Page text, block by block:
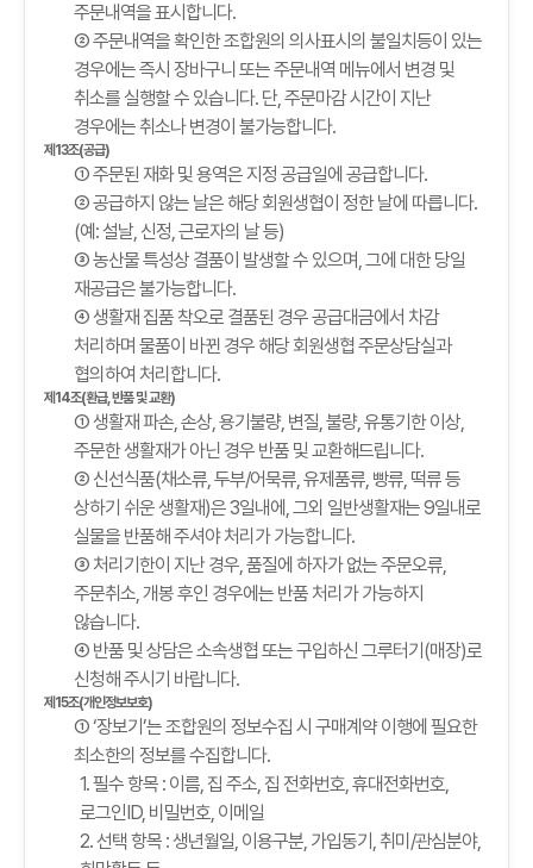
주문내역을 표시합니다.
② 주문내역을 확인한 조합원의 의사표시의 불일치등이 있는
경우에는 즉시 장바구니 또는 주문내역 메뉴에서 변경 및
취소를 실행할 수 있습니다. 단, 주문마감 시간이 지난
경우에는 취소나 변경이 불가능합니다.
제13조(공급)
① 주문된 재화 및 용역은 지정 공급일에 공급합니다.
② 공급하지 않는 날은 해당 회원생협이 정한 날에 따릅니다.
(예: 설날, 신정, 근로자의 날 등)
③ 농산물 특성상 결품이 발생할 수 있으며, 그에 대한 당일
재공급은 불가능합니다.
④ 생활재 집품 착오로 결품된 경우 공급대금에서 차감
처리하며 물품이 바뀐 경우 해당 회원생협 주문상담실과
협의하여 처리합니다.
제14조(환급, 반품 및 교환)
① 생활재 파손, 손상, 용기불량, 변질, 불량, 유통기한 이상,
주문한 생활재가 아닌 경우 반품 및 교환해드립니다.
② 신선식품(채소류, 두부/어묵류, 유제품류, 빵류, 떡류 등
상하기 쉬운 생활재)은 3일내에, 그외 일반생활재는 9일내로
실물을 반품해 주셔야 처리가 가능합니다.
③ 처리기한이 지난 경우, 품질에 하자가 없는 주문오류,
주문취소, 개봉 후인 경우에는 반품 처리가 가능하지
않습니다.
④ 반품 및 상담은 소속생협 또는 구입하신 그루터기(매장)로
신청해 주시기 바랍니다.
제15조(개인정보보호)
① ‘장보기’는 조합원의 정보수집 시 구매계약 이행에 필요한
최소한의 정보를 수집합니다.
1. 필수 항목 : 이름, 집 주소, 집 전화번호, 휴대전화번호,
로그인ID, 비밀번호, 이메일
2. 선택 항목 : 생년월일, 이용구분, 가입동기, 취미/관심분야,